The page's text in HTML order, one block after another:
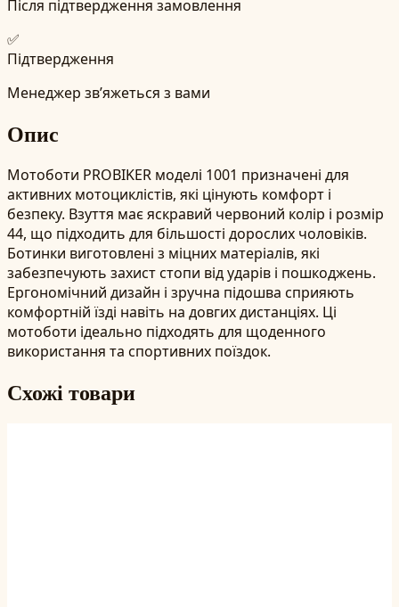
Після підтвердження замовлення
✅
Підтвердження
Менеджер зв’яжеться з вами
Опис
Мотоботи PROBIKER моделі 1001 призначені для
активних мотоциклістів, які цінують комфорт і
безпеку. Взуття має яскравий червоний колір і розмір
44, що підходить для більшості дорослих чоловіків.
Ботинки виготовлені з міцних матеріалів, які
забезпечують захист стопи від ударів і пошкоджень.
Ергономічний дизайн і зручна підошва сприяють
комфортній їзді навіть на довгих дистанціях. Ці
мотоботи ідеально підходять для щоденного
використання та спортивних поїздок.
Схожі товари